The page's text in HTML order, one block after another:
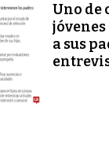
Uno de
a sus